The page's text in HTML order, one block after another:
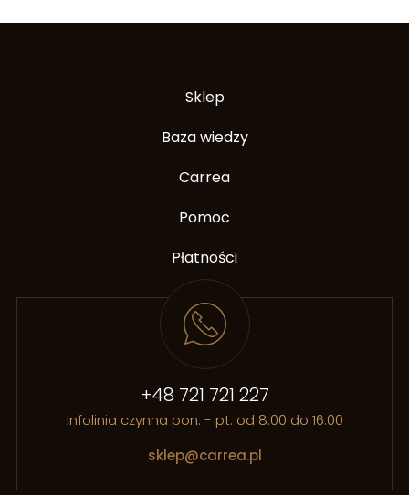
Sklep
Baza wiedzy
Carrea
Pomoc
Płatności
+48 721 721 227
Infolinia czynna pon. - pt. od 8:00 do 16:00
sklep@carrea.pl